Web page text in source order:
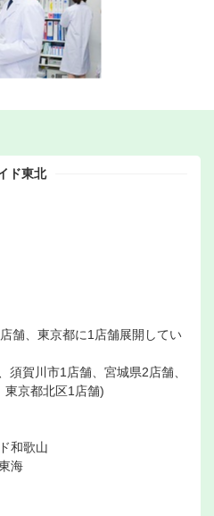
ド東北
舗、東京都に1店舗展開してい
須賀川市1店舗、宮城県2店舗、
東京都北区1店舗)
和歌山
海